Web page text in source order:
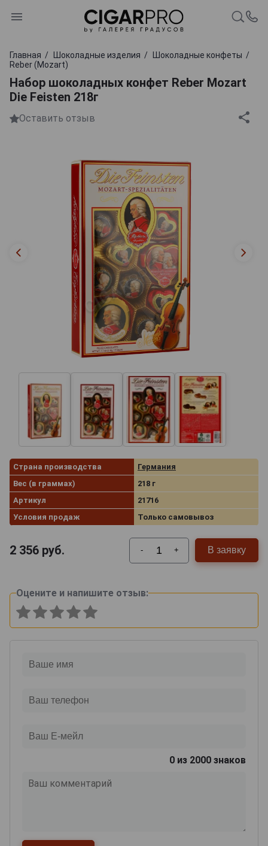
Главная Шоколадные изделия
Шоколадные конфеты
Reber (Mozart)
Набор шоколадных конфет Reber Mozart
Die Feisten 218г
Оставить отзыв
Страна производства
Германия
Вес (в граммах)
218 г
Артикул
21716
Условия продаж
Только самовывоз
2 356 руб. - + В заявку
Оцените и напишите отзыв:
0 из 2000 знаков